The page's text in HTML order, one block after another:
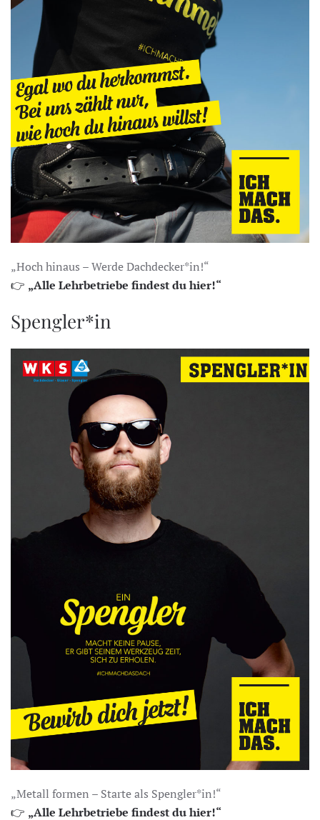
„Hoch hinaus – Werde Dachdecker*in!“
👉 „Alle Lehrbetriebe findest du hier!“
Spengler*in
„Metall formen – Starte als Spengler*in!“
👉 „Alle Lehrbetriebe findest du hier!“